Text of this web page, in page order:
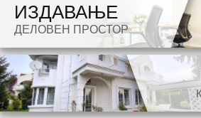
ИЗДАВАЊЕ
ДЕЛОВЕН ПРОСТОР